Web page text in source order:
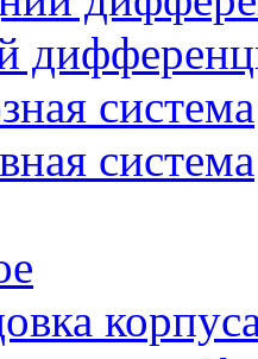
система
система